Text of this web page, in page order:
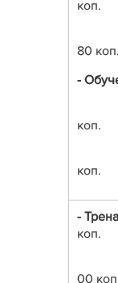
коп.
80 коп.
-
4
коп.
коп.
-
коп.
00